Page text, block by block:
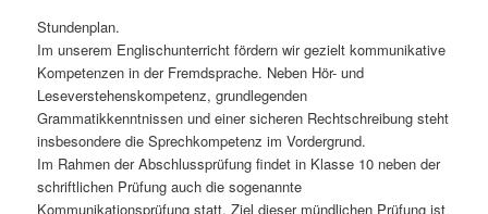
Stundenplan.
Im unserem Englischunterricht fördern wir gezielt kommunikative
Kompetenzen in der Fremdsprache. Neben Hör- und
Leseverstehenskompetenz, grundlegenden
Grammatikkenntnissen und einer sicheren Rechtschreibung steht
insbesondere die Sprechkompetenz im Vordergrund.
Im Rahmen der Abschlussprüfung findet in Klasse 10 neben der
schriftlichen Prüfung auch die sogenannte
Kommunikationsprüfung statt. Ziel dieser mündlichen Prüfung ist